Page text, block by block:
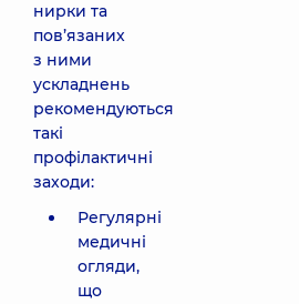
нирки та
пов’язаних
з ними
ускладнень
рекомендуються
такі
профілактичні
заходи:
Регулярні
медичні
огляди,
що